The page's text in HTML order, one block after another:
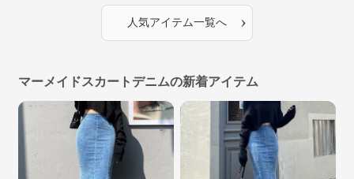
人気アイテム一覧へ ›
マーメイドスカートデニムの新着アイテム